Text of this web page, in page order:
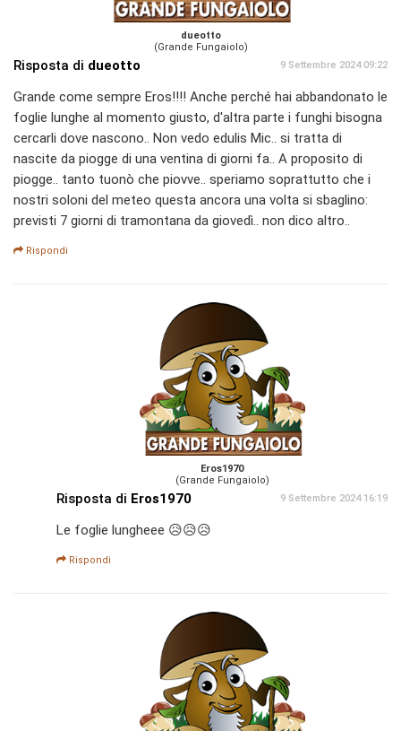
dueotto
(Grande Fungaiolo)
Risposta di dueotto 9 Settembre 2024 09:22
Grande come sempre Eros!!!! Anche perché hai abbandonato le
foglie lunghe al momento giusto, d'altra parte i funghi bisogna
cercarli dove nascono.. Non vedo edulis Mic.. si tratta di
nascite da piogge di una ventina di giorni fa.. A proposito di
piogge.. tanto tuonò che piovve.. speriamo soprattutto che i
nostri soloni del meteo questa ancora una volta si sbaglino:
previsti 7 giorni di tramontana da giovedì.. non dico altro..
Rispondi
Eros1970
(Grande Fungaiolo)
Risposta di Eros1970 9 Settembre 2024 16:19
Le foglie lungheee 😥😥😥
Rispondi